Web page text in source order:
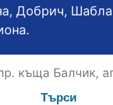
Добрич,
Търси